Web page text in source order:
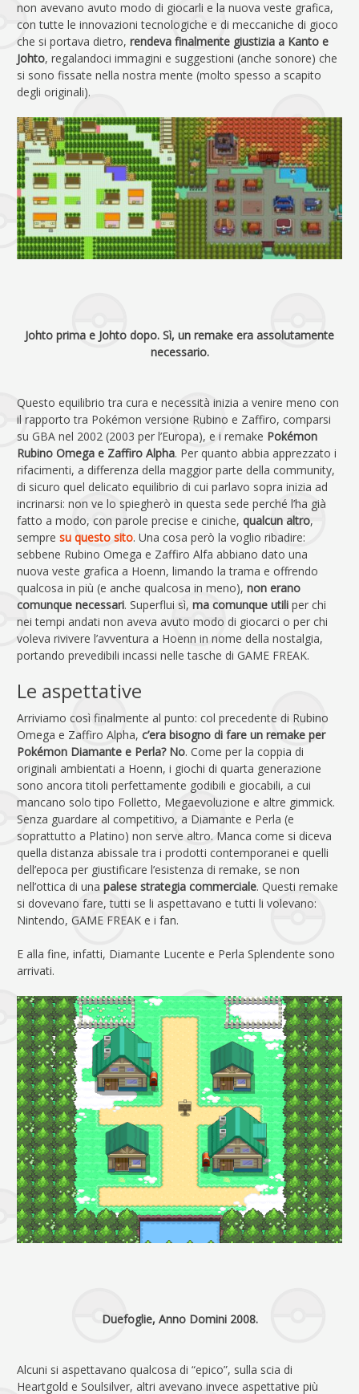
non avevano avuto modo di giocarli e la nuova veste grafica,
con tutte le innovazioni tecnologiche e di meccaniche di gioco
che si portava dietro, rendeva finalmente giustizia a Kanto e
Johto, regalandoci immagini e suggestioni (anche sonore) che
si sono fissate nella nostra mente (molto spesso a scapito
degli originali).
Johto prima e Johto dopo. Sì, un remake era assolutamente
necessario.
Questo equilibrio tra cura e necessità inizia a venire meno con
il rapporto tra Pokémon versione Rubino e Zaffiro, comparsi
su GBA nel 2002 (2003 per l’Europa), e i remake Pokémon
Rubino Omega e Zaffiro Alpha. Per quanto abbia apprezzato i
rifacimenti, a differenza della maggior parte della community,
di sicuro quel delicato equilibrio di cui parlavo sopra inizia ad
incrinarsi: non ve lo spiegherò in questa sede perché l’ha già
fatto a modo, con parole precise e ciniche, qualcun altro,
sempre su questo sito. Una cosa però la voglio ribadire:
sebbene Rubino Omega e Zaffiro Alfa abbiano dato una
nuova veste grafica a Hoenn, limando la trama e offrendo
qualcosa in più (e anche qualcosa in meno), non erano
comunque necessari. Superflui sì, ma comunque utili per chi
nei tempi andati non aveva avuto modo di giocarci o per chi
voleva rivivere l’avventura a Hoenn in nome della nostalgia,
portando prevedibili incassi nelle tasche di GAME FREAK.
Le aspettative
Arriviamo così finalmente al punto: col precedente di Rubino
Omega e Zaffiro Alpha, c’era bisogno di fare un remake per
Pokémon Diamante e Perla? No. Come per la coppia di
originali ambientati a Hoenn, i giochi di quarta generazione
sono ancora titoli perfettamente godibili e giocabili, a cui
mancano solo tipo Folletto, Megaevoluzione e altre gimmick.
Senza guardare al competitivo, a Diamante e Perla (e
soprattutto a Platino) non serve altro. Manca come si diceva
quella distanza abissale tra i prodotti contemporanei e quelli
dell’epoca per giustificare l’esistenza di remake, se non
nell’ottica di una palese strategia commerciale. Questi remake
si dovevano fare, tutti se li aspettavano e tutti li volevano:
Nintendo, GAME FREAK e i fan.
E alla fine, infatti, Diamante Lucente e Perla Splendente sono
arrivati.
Duefoglie, Anno Domini 2008.
Alcuni si aspettavano qualcosa di “epico”, sulla scia di
Heartgold e Soulsilver, altri avevano invece aspettative più